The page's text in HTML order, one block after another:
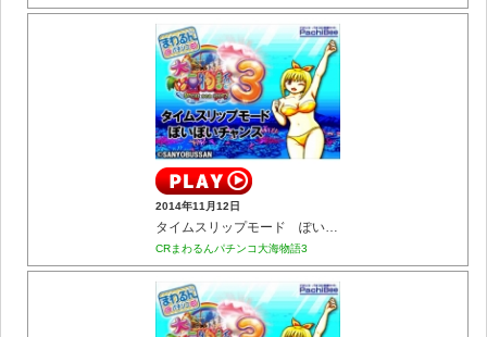
2014年11月12日
タイムスリップモード ぽいぽいチャンス
CRまわるんパチンコ大海物語3